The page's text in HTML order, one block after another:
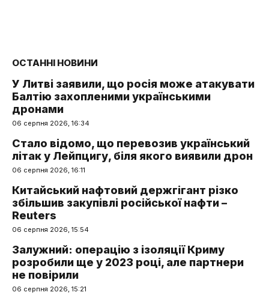
ОСТАННІ НОВИНИ
У Литві заявили, що росія може атакувати
Балтію захопленими українськими
дронами
06 серпня 2026, 16:34
Стало відомо, що перевозив український
літак у Лейпцигу, біля якого виявили дрон
06 серпня 2026, 16:11
Китайський нафтовий держгігант різко
збільшив закупівлі російської нафти –
Reuters
06 серпня 2026, 15:54
Залужний: операцію з ізоляції Криму
розробили ще у 2023 році, але партнери
не повірили
06 серпня 2026, 15:21